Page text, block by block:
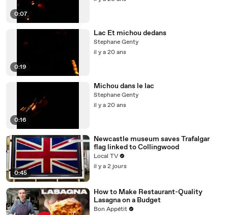
0:07
0:19
Lac Et michou dedans
Stephane Genty
il y a 20 ans
0:16
Michou dans le lac
Stephane Genty
il y a 20 ans
0:45
Newcastle museum saves Trafalgar
flag linked to Collingwood
Local TV
il y a 2 jours
How to Make Restaurant-Quality
Lasagna on a Budget
Bon Appétit